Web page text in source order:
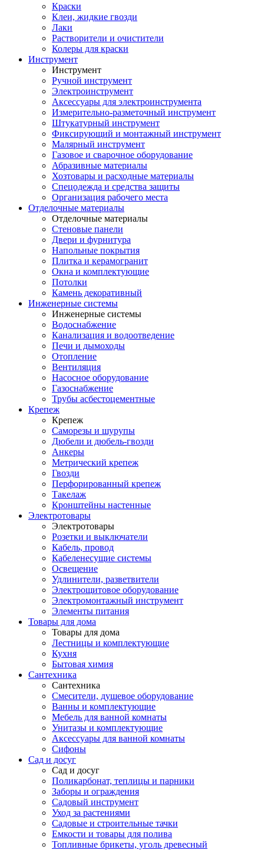
Краски
Клеи, жидкие гвозди
Лаки
Растворители и очистители
Колеры для краски
Инструмент
Инструмент
Ручной инструмент
Электроинструмент
Аксессуары для электроинструмента
Измерительно-разметочный инструмент
Штукатурный инструмент
Фиксирующий и монтажный инструмент
Малярный инструмент
Газовое и сварочное оборудование
Абразивные материалы
Хозтовары и расходные материалы
Спецодежда и средства защиты
Организация рабочего места
Отделочные материалы
Отделочные материалы
Стеновые панели
Двери и фурнитура
Напольные покрытия
Плитка и керамогранит
Окна и комплектующие
Потолки
Камень декоративный
Инженерные системы
Инженерные системы
Водоснабжение
Канализация и водоотведение
Печи и дымоходы
Отопление
Вентиляция
Насосное оборудование
Газоснабжение
Трубы асбестоцементные
Крепеж
Крепеж
Саморезы и шурупы
Дюбели и дюбель-гвозди
Анкеры
Метрический крепеж
Гвозди
Перфорированный крепеж
Такелаж
Кронштейны настенные
Электротовары
Электротовары
Розетки и выключатели
Кабель, провод
Кабеленесущие системы
Освещение
Удлинители, разветвители
Электрощитовое оборудование
Электромонтажный инструмент
Элементы питания
Товары для дома
Товары для дома
Лестницы и комплектующие
Кухня
Бытовая химия
Сантехника
Сантехника
Смесители, душевое оборудование
Ванны и комплектующие
Мебель для ванной комнаты
Унитазы и комплектующие
Аксессуары для ванной комнаты
Сифоны
Сад и досуг
Сад и досуг
Поликарбонат, теплицы и парники
Заборы и ограждения
Садовый инструмент
Уход за растениями
Садовые и строительные тачки
Емкости и товары для полива
Топливные брикеты, уголь древесный